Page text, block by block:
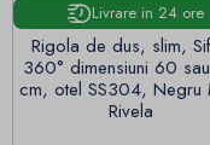
Livrare in 24 ore
Rigola de dus, slim,
360° dimensiuni 60
cm, otel SS304, Negru
Rivela